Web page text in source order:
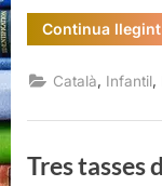
Continua llegint
Català Infantil
Tres tasses